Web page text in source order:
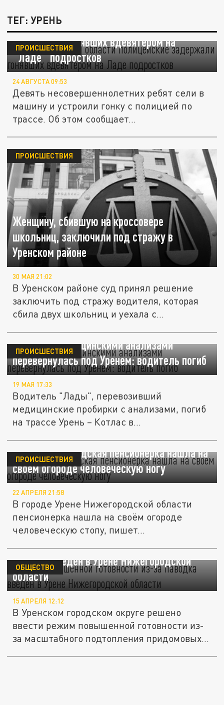
ТЕГ: УРЕНЬ
В Нижегородской области полицейские
задержали гонявших вдевятером на
"Ладе" подростков
ПРОИСШЕСТВИЯ
24 АВГУСТА 09:53
Девять несовершеннолетних ребят сели в
машину и устроили гонку с полицией по
трассе. Об этом сообщает...
Женщину, сбившую на кроссовере
школьниц, заключили под стражу в
Уренском районе
ПРОИСШЕСТВИЯ
30 МАЯ 21:02
В Уренском районе суд принял решение
заключить под стражу водителя, которая
сбила двух школьниц и уехала с...
Машина с медицинскими анализами
перевернулась под Уренем: водитель погиб
ПРОИСШЕСТВИЯ
19 МАЯ 17:33
Водитель "Лады", перевозивший
медицинские пробирки с анализами, погиб
на трассе Урень – Котлас в
СМИ: нижегородская пенсионерка нашла на
своём огороде человеческую ногу
ПРОИСШЕСТВИЯ
22 АПРЕЛЯ 21:58
В городе Урене Нижегородской области
пенсионерка нашла на своём огороде
человеческую стопу, пишет...
Режим повышенной готовности из-за
паводка введён в Урене Нижегородской
области
ОБЩЕСТВО
15 АПРЕЛЯ 12:12
В Уренском городском округе решено
ввести режим повышенной готовности из-
за масштабного подтопления придомовых...